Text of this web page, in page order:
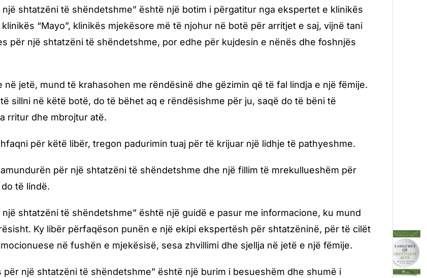
shtatzëni të shëndetshme” është një botim i përgatitur nga ekspertet e klinikës
klinikës “Mayo”, klinikës mjekësore më të njohur në botë për arritjet e saj, vijnë tani
për një shtatzëni të shëndetshme, por edhe për kujdesin e nënës dhe foshnjës
në jetë, mund të krahasohen me rëndësinë dhe gëzimin që të fal lindja e një fëmije.
sillni në këtë botë, do të bëhet aq e rëndësishme për ju, saqë do të bëni të
rritur dhe mbrojtur atë.
për këtë libër, tregon padurimin tuaj për të krijuar një lidhje të pathyeshme.
për një shtatzëni të shëndetshme dhe një fillim të mrekullueshëm për
të lindë.
shtatzëni të shëndetshme” është një guidë e pasur me informacione, ku mund
Ky libër përfaqëson punën e një ekipi ekspertësh për shtatzëninë, për të cilët
në fushën e mjekësisë, sesa zhvillimi dhe sjellja në jetë e një fëmije.
për një shtatzëni të shëndetshme” është një burim i besueshëm dhe shumë i